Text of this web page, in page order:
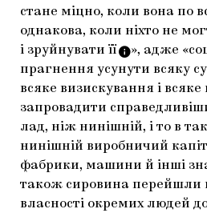
стане міцно, коли вона по
однакова, коли ніхто не
і зруйнувати її », адже
прагнення усунути всяку
всяке визискування і всяке
запровадити
лад, ніж нинішній, і то в
нинішній виробничий
фабрики, машини й інші
також сировина перейшли
власності окремих людей